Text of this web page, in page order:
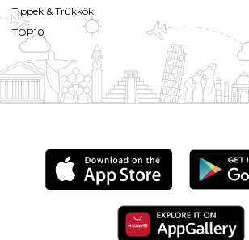
Tippek & Trükkök
TOP10